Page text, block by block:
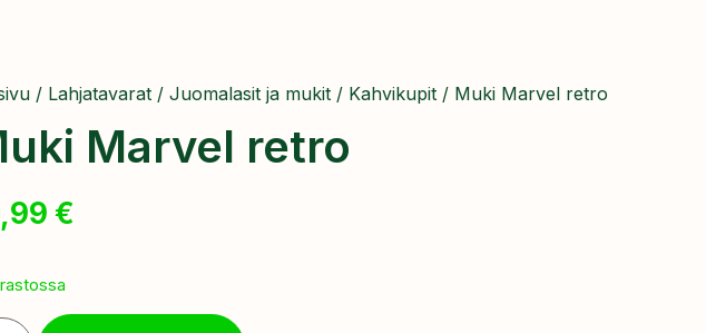
/ Lahjatavarat / Juomalasit ja mukit / Kahvikupit / Muki Marvel retro
Marvel retro
€